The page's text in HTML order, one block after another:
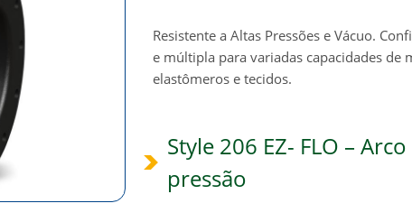
Resistente a Altas Pressões e Vácuo.
e múltipla para variadas capacidades
elastômeros e tecidos.
Style 206 EZ- FLO –
pressão